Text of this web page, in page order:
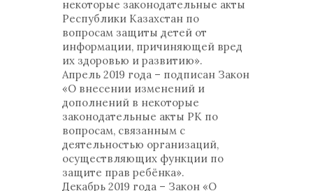
некоторые законодательные акты
Республики Казахстан по
вопросам защиты детей от
информации, причиняющей вред
их здоровью и развитию».
Апрель 2019 года – подписан Закон
«О внесении изменений и
дополнений в некоторые
законодательные акты РК по
вопросам, связанным с
деятельностью организаций,
осуществляющих функции по
защите прав ребёнка».
Декабрь 2019 года – Закон «О